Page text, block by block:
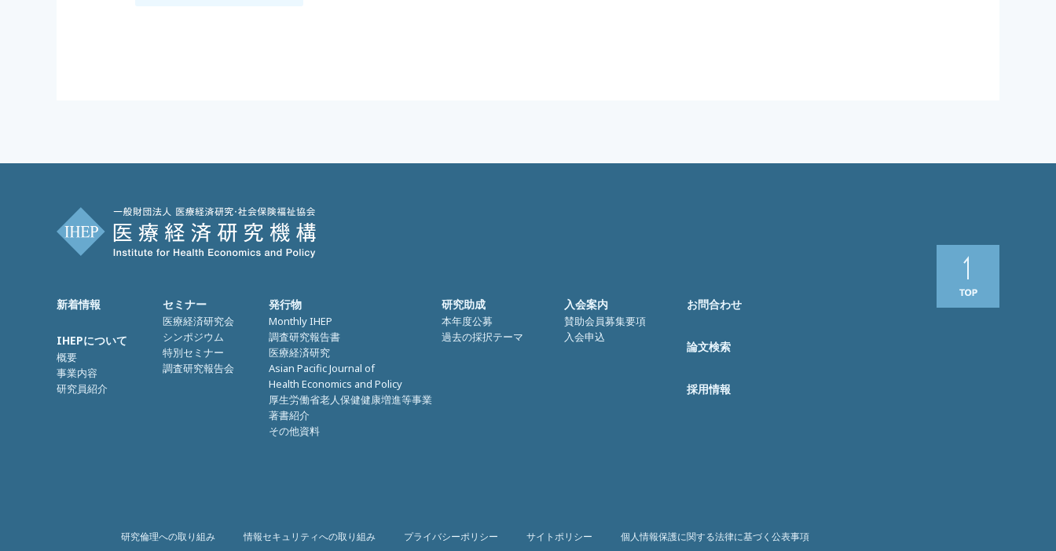
新着情報
IHEPについて
概要
事業内容
研究員紹介
セミナー
医療経済研究会
シンポジウム
特別セミナー
調査研究報告会
発行物
Monthly IHEP
調査研究報告書
医療経済研究
Asian Pacific Journal of
Health Economics and Policy
厚生労働省老人保健健康増進等事業
著書紹介
その他資料
研究助成
本年度公募
過去の採択テーマ
入会案内
賛助会員募集要項
入会申込
お問合わせ
論文検索
採用情報
研究倫理への取り組み 情報セキュリティへの取り組み プライバシーポリシー サイトポリシー 個人情報保護に関する法律に基づく公表事項